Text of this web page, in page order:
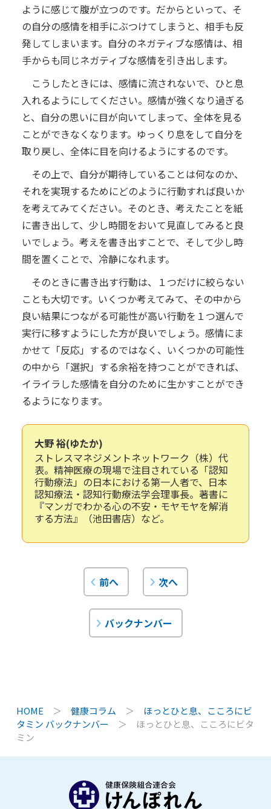
ように感じて腹が立つのです。だからといって、そ
の自分の感情を相手にぶつけてしまうと、相手も反
発してしまいます。自分のネガティブな感情は、相
手からも同じネガティブな感情を引き出します。
こうしたときには、感情に流されないで、ひと息
入れるようにしてください。感情が強くなり過ぎる
と、自分の思いに目が向いてしまって、全体を見る
ことができなくなります。ゆっくり息をして自分を
取り戻し、全体に目を向けるようにするのです。
その上で、自分が期待していることは何なのか、
それを実現するためにどのように行動すれば良いか
を考えてみてください。そのとき、考えたことを紙
に書き出して、少し時間をおいて見直してみると良
いでしょう。考えを書き出すことで、そして少し時
間を置くことで、冷静になれます。
そのときに書き出す行動は、１つだけに絞らない
ことも大切です。いくつか考えてみて、その中から
良い結果につながる可能性が高い行動を１つ選んで
実行に移すようにした方が良いでしょう。感情にま
かせて「反応」するのではなく、いくつかの可能性
の中から「選択」する余裕を持つことができれば、
イライラした感情を自分のために生かすことができ
るようになります。
大野 裕(ゆたか)
ストレスマネジメントネットワーク（株）代
表。精神医療の現場で注目されている「認知
行動療法」の日本における第一人者で、日本
認知療法・認知行動療法学会理事長。著書に
『マンガでわかる心の不安・モヤモヤを解消
する方法』（池田書店）など。
前へ 次へ
バックナンバー
HOME ＞ 健康コラム ＞ ほっとひと息、こころにビ
タミン バックナンバー ＞
ほっとひと息、こころにビタ
ミン